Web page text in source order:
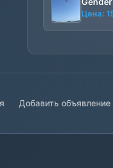
Цена:
Добавить объявление